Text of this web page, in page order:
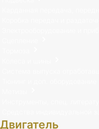
Двигатель